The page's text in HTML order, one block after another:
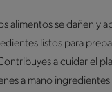
alimentos se dañen y
listos para
a cuidar el
a mano